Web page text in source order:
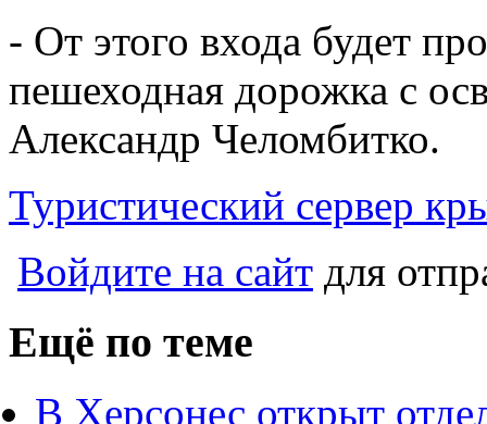
- От этого входа будет
пешеходная дорожка с
Александр Челомбитко.
Туристический сервер
Войдите на сайт для
Ещё по теме
В Херсонес открыт